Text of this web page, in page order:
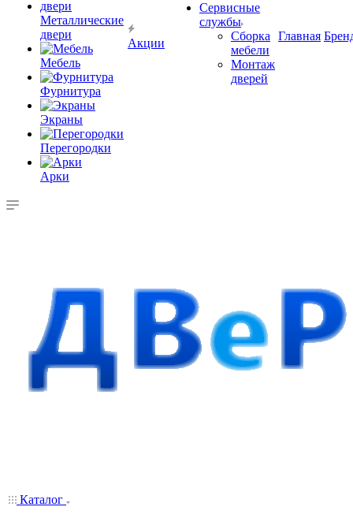
Металлические
двери
Мебель
Фурнитура
Экраны
Перегородки
Арки
Акции
Сервисные
службы
Сборка
мебели
Монтаж
дверей
Главная
Каталог